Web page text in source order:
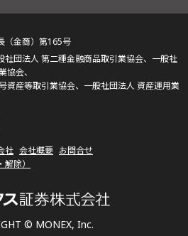
© MONEX, Inc.
金商）第165号
社団法人 第二種金融商品取引業協会、一般社
協会、
資産等取引業協会、一般社団法人 資産運用業
社 会社概要 お問合せ
除）